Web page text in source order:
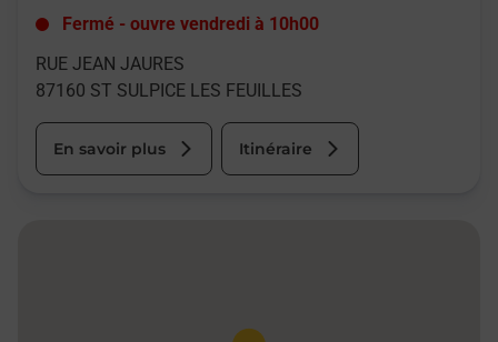
Fermé - ouvre vendredi à 10h00
RUE JEAN JAURES
87160 ST SULPICE LES FEUILLES
En savoir plus Itinéraire
Pin de la carte